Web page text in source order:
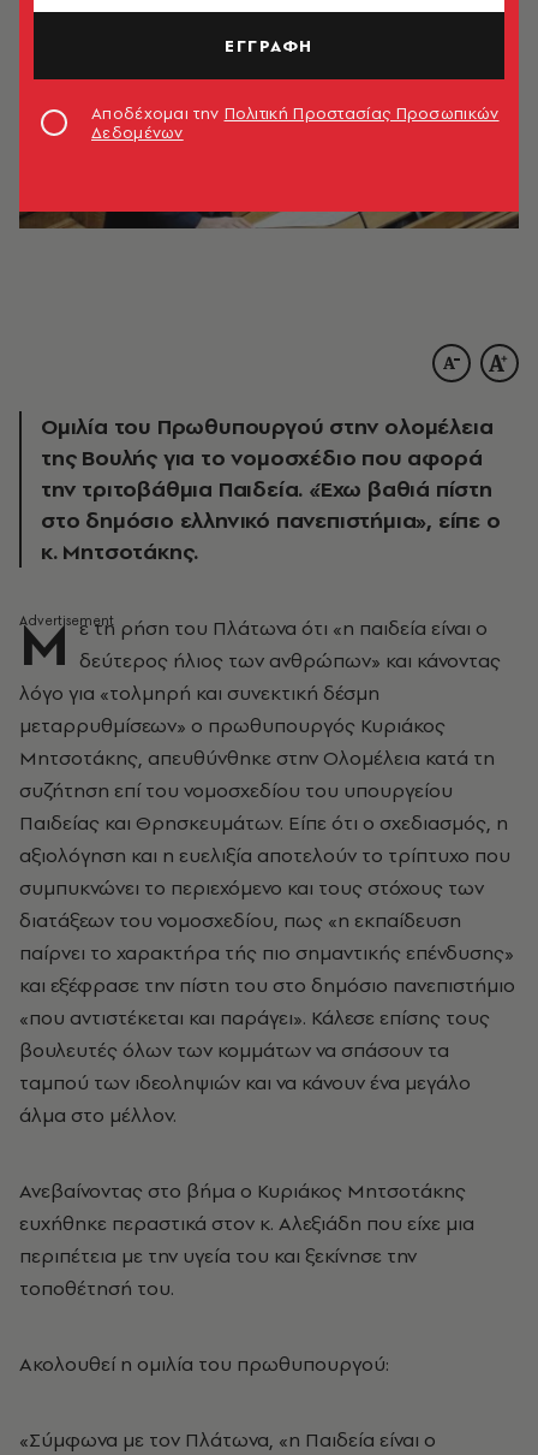
Ομιλία του Πρωθυπουργού στην ολομέλεια
της Βουλής για το νομοσχέδιο που αφορά
την τριτοβάθμια Παιδεία. «Έχω βαθιά πίστη
στο δημόσιο ελληνικό πανεπιστήμια», είπε ο
κ. Μητσοτάκης.
Μ ε τη ρήση του Πλάτωνα ότι «η παιδεία είναι ο
δεύτερος ήλιος των ανθρώπων» και κάνοντας
λόγο για «τολμηρή και συνεκτική δέσμη
μεταρρυθμίσεων» ο πρωθυπουργός Κυριάκος
Μητσοτάκης, απευθύνθηκε στην Ολομέλεια κατά τη
συζήτηση επί του νομοσχεδίου του υπουργείου
Παιδείας και Θρησκευμάτων. Είπε ότι ο σχεδιασμός, η
αξιολόγηση και η ευελιξία αποτελούν το τρίπτυχο που
συμπυκνώνει το περιεχόμενο και τους στόχους των
διατάξεων του νομοσχεδίου, πως «η εκπαίδευση
παίρνει το χαρακτήρα τής πιο σημαντικής επένδυσης»
και εξέφρασε την πίστη του στο δημόσιο πανεπιστήμιο
«που αντιστέκεται και παράγει». Κάλεσε επίσης τους
βουλευτές όλων των κομμάτων να σπάσουν τα
ταμπού των ιδεοληψιών και να κάνουν ένα μεγάλο
άλμα στο μέλλον.
Ανεβαίνοντας στο βήμα ο Κυριάκος Μητσοτάκης
ευχήθηκε περαστικά στον κ. Αλεξιάδη που είχε μια
περιπέτεια με την υγεία του και ξεκίνησε την
τοποθέτησή του.
Ακολουθεί η ομιλία του πρωθυπουργού:
«Σύμφωνα με τον Πλάτωνα, «η Παιδεία είναι ο
ΕΓΓΡΑΦΗ
Αποδέχομαι την Πολιτική Προστασίας Προσωπικών
Δεδομένων